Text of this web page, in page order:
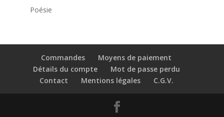
Poésie
Commandes
Moyens de paiement
Détails du compte
Mot de passe perdu
Contact
Mentions légales C.G.V.